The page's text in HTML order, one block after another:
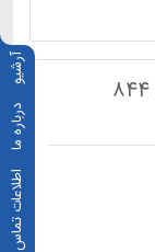
آرشیو
درباره ما
اطلاعات تماس